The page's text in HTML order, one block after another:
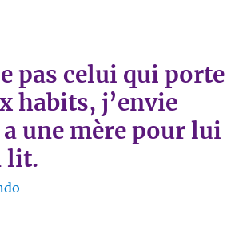
pas celui qui porte
habits, j’envie
une mère pour lui
lit.